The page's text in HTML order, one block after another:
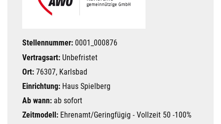
Stellennummer: 0001_000876
Vertragsart: Unbefristet
Ort: 76307, Karlsbad
Einrichtung: Haus Spielberg
Ab wann: ab sofort
Zeitmodell: Ehrenamt/Geringfügig - Vollzeit 50 -100%